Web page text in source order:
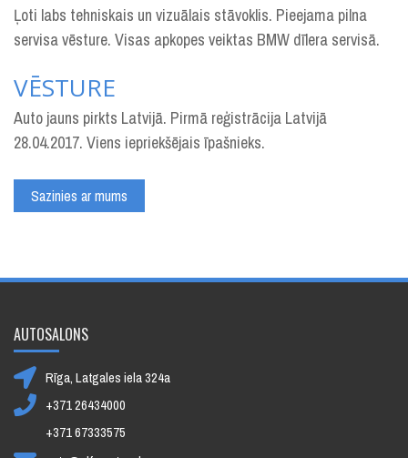
Ļoti labs tehniskais un vizuālais stāvoklis. Pieejama pilna
servisa vēsture. Visas apkopes veiktas BMW dīlera servisā.
VĒSTURE
Auto jauns pirkts Latvijā. Pirmā reģistrācija Latvijā
28.04.2017. Viens iepriekšējais īpašnieks.
Sazinies ar mums
AUTOSALONS
Rīga, Latgales iela 324a
+371 26434000
+371 67333575